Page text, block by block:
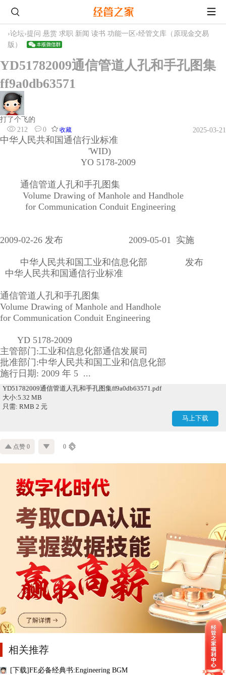
›论坛›提问 悬赏 求职 新闻 读书 功能一区 ›经管文库（原现金交易
版）
YD51782009通信管道人孔和手孔图集
ff9a0db63571
打了个飞的
212
0 收藏 2025-03-21
中华人民共和国通信行业标准
'WID)
YO 5178-2009
通信管道人孔和手孔图集
Volume Drawing of Manhole and Handhole
for Communication Conduit Engineering
2009-02-26 发布 2009-05-01 实施
中华人民共和国工业和信息化部 发布
中华人民共和国通信行业标准
通信管道人孔和手孔图集
Volume Drawing of Manhole and Handhole
for Communication Conduit Engineering
YD 5178-2009
主管部门:工业和信息化部通信发展司
批准部门:中华人民共和国工业和信息化部
施行日期: 2009 年 5 ...
YD51782009通信管道人孔和手孔图集ff9a0db63571.pdf
大小:5.32 MB
只需: RMB 2 元
马上下载
点赞 0 0
相关推荐
[下载]FE必备经典书:Engineering BGM